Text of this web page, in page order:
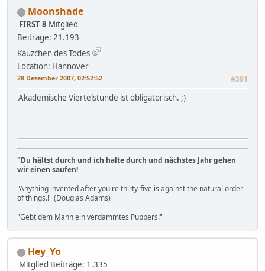
Moonshade
FIRST 8 Mitglied
Beiträge: 21.193
Käuzchen des Todes
Location: Hannover
28 Dezember 2007, 02:52:52 #391
Akademische Viertelstunde ist obligatorisch. ;)
"Du hältst durch und ich halte durch und nächstes Jahr gehen
wir einen saufen!
"Anything invented after you're thirty-five is against the natural order
of things.!" (Douglas Adams)
"Gebt dem Mann ein verdammtes Puppers!"
Hey_Yo
Mitglied Beiträge: 1.335